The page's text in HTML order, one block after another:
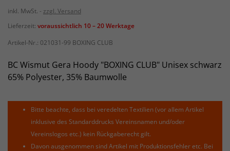
inkl. MwSt.
zzgl. Versand
Lieferzeit: voraussichtlich 10 – 20 Werktage
Artikel-Nr.: 021031-99 BOXING CLUB
BC Wismut Gera Hoody "BOXING CLUB" Unisex schwarz
65% Polyester, 35% Baumwolle
Bitte beachte, dass bei veredelten Textilien (vor allem Artikel
inklusive des Standarddrucks Vereinsnamen und/oder
Vereinslogos etc.) kein Rückgaberecht gilt.
Davon ausgenommen sind Artikel mit Produktionsfehler etc. Bei